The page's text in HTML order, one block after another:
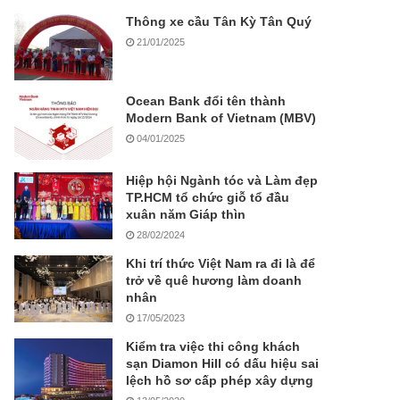
Thông xe cầu Tân Kỳ Tân Quý
21/01/2025
Ocean Bank đổi tên thành
Modern Bank of Vietnam (MBV)
04/01/2025
Hiệp hội Ngành tóc và Làm đẹp
TP.HCM tổ chức giỗ tổ đầu
xuân năm Giáp thìn
28/02/2024
Khi trí thức Việt Nam ra đi là để
trở về quê hương làm doanh
nhân
17/05/2023
Kiểm tra việc thi công khách
sạn Diamon Hill có dấu hiệu sai
lệch hồ sơ cấp phép xây dựng